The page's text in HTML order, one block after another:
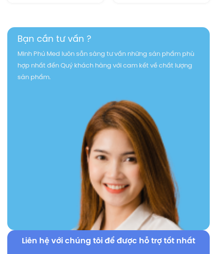
Bạn cần tư vấn ?
Minh Phú Med luôn sẵn sàng tư vấn những sản phẩm phù
hợp nhất đến Quý khách hàng với cam kết về chất lượng
sản phẩm.
Liên hệ với chúng tôi để được hỗ trợ tốt nhất